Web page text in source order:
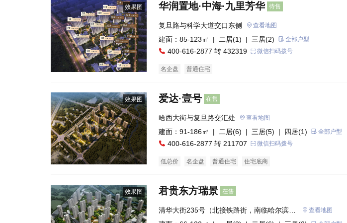
效果图 华润置地·中海·九里芳华 待售
复旦路与科学大道交口东侧 查看地图
建面：85-123㎡ | 二居(1) | 三居(2) 全部户型
400-616-2877 转 432319 微信扫码拨号
名企盘 普通住宅
效果图 爱达·壹号 在售
哈西大街与复旦路交汇处 查看地图
建面：91-186㎡ | 二居(6) | 三居(5) | 四居(1) 全部户型
400-616-2877 转 211707 微信扫码拨号
低总价 名企盘 普通住宅 住宅底商
效果图 君贵东方瑞景 在售
清华大街235号（北接铁路街，南临哈尔滨西
客站）
查看地图